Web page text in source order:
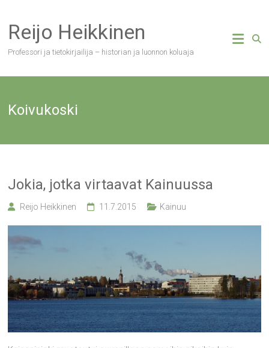
content
Reijo Heikkinen
Professori ja tietokirjailija – historian ja luonnon koluaja
Koivukoski
Jokia, jotka virtaavat Kainuussa
Reijo Heikkinen 11.7.2015 Kainuu